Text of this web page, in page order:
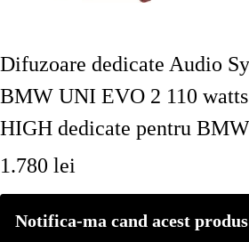
Difuzoare dedicate Audio
BMW UNI EVO 2 110
HIGH dedicate pentru BMW
1.780 lei
Notifica-ma cand acest